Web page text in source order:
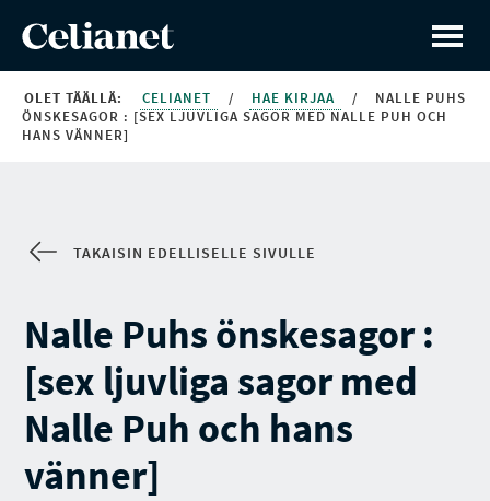
OLET TÄÄLLÄ: CELIANET / HAE KIRJAA /
NALLE PUHS
ÖNSKESAGOR : [SEX LJUVLIGA SAGOR MED NALLE PUH OCH
HANS VÄNNER]
TAKAISIN EDELLISELLE SIVULLE
Nalle Puhs önskesagor :
[sex ljuvliga sagor med
Nalle Puh och hans
vänner]